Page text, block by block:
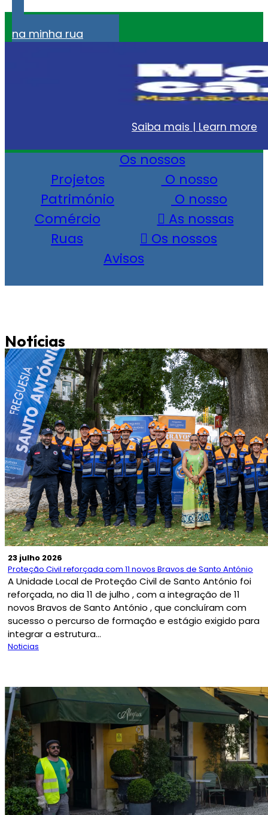
na minha rua
Saiba mais | Learn more
Os nossos
Projetos
O nosso
Património
O nosso
Comércio
As nossas
Ruas
Os nossos
Avisos
Notícias
23 julho 2026
Proteção Civil reforçada com 11 novos Bravos de Santo António
A Unidade Local de Proteção Civil de Santo António foi
reforçada, no dia 11 de julho , com a integração de 11
novos Bravos de Santo António , que concluíram com
sucesso o percurso de formação e estágio exigido para
integrar a estrutura...
Noticias